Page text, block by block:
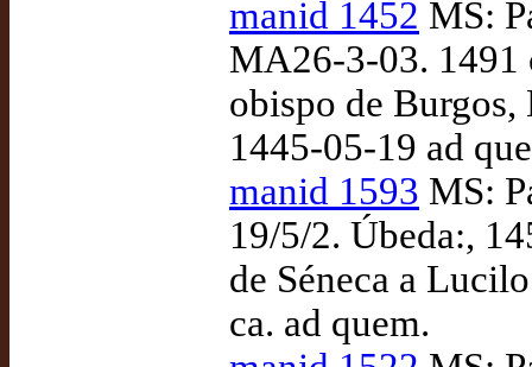
manid 1452 MS:
MA26-3-03. 1491
obispo de
1445-05-19 ad
manid 1593 MS:
19/5/2. Úbeda:,
de Séneca a
ca. ad quem.